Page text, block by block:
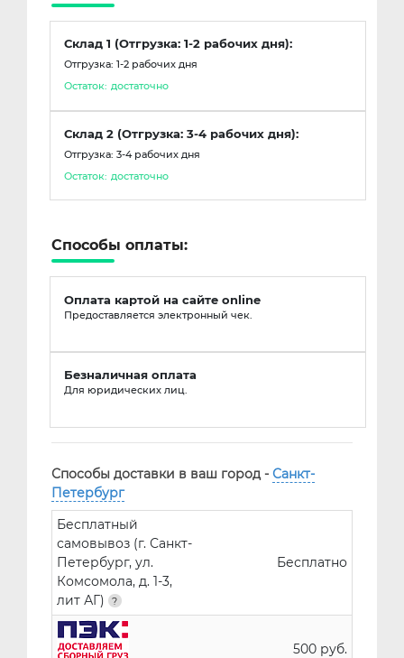
Склад 1 (Отгрузка: 1-2 рабочих дня):
Отгрузка: 1-2 рабочих дня
Остаток: достаточно
Склад 2 (Отгрузка: 3-4 рабочих дня):
Отгрузка: 3-4 рабочих дня
Остаток: достаточно
Способы оплаты:
Оплата картой на сайте online
Предоставляется электронный чек.
Безналичная оплата
Для юридических лиц.
Способы доставки в ваш город - Санкт-
Петербург
Бесплатный
самовывоз (г. Санкт-
Петербург, ул.
Комсомола, д. 1-3,
лит АГ)
Бесплатно
500 руб.